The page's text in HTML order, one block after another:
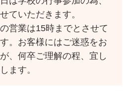
ていただきます。
営業は15時までとさせて
。お客様にはご迷惑をお
、何卒ご理解の程、宜し
ます。